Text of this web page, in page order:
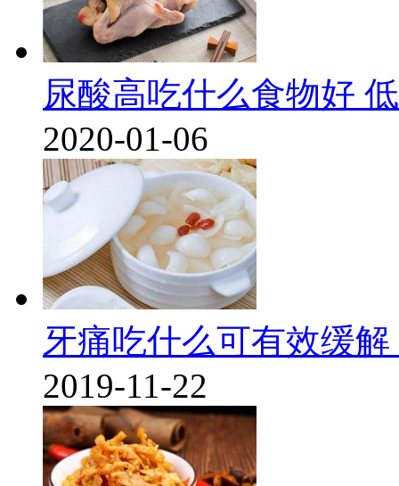
尿酸高吃什么食物好
2020-01-06
牙痛吃什么可有效缓
2019-11-22